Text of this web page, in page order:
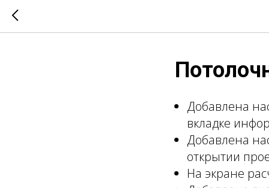
Добавлена
вкладке
Добавлена
открытии
На экране